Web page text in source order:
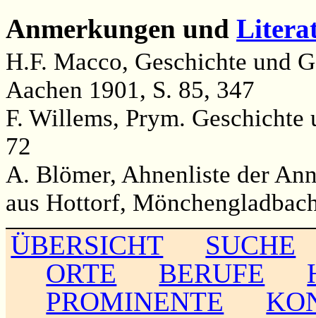
Anmerkungen und
H.F. Macco, Geschichte und
Aachen 1901, S. 85, 347
F. Willems, Prym. Geschichte
72
A. Blömer, Ahnenliste der
aus Hottorf,
ÜBERSICHT
SUCHE
ORTE
BERUFE
PROMINENTE